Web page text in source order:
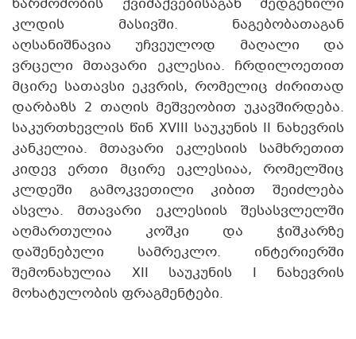
წარმოშობის ქვიშაქვებისაგან შედგენილი
კლდის მასივში. ნაგებობათაგან
აღსანიშნავია უჩვეულოდ მაღალი და
ვრცელი მთავარი ეკლესია. ჩრდილოეთით
მცირე სათავსი ეკვრის, რომელიც ძირითად
დარბაზს 2 თაღის მეშვეობით უკავშირდება.
საკურთხევლის წინ XVIII საუკუნის II ნახევრის
კანკელია. მთავარი ეკლესიის სამხრეთით
კიდევ ერთი მცირე ეკლესიაა, რომელშიც
კლდეში გამოკვეთილი კიბით შეიძლება
ასვლა. მთავარი ეკლესიის შესასვლელში
აღმართულია კოშკი და ჭიშკარზე
დაშენებული სამრეკლო. ინტერიერში
შემონახულია XII საუკუნის I ნახევრის
მოხატულობის ფრაგმენტები.